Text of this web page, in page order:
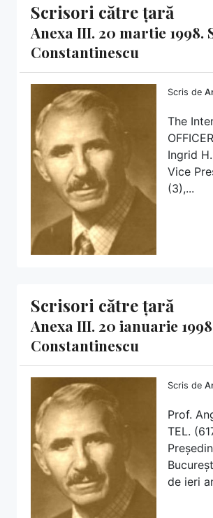
Scrisori către țară
Anexa III. 20 martie
Constantinescu
Scris de
The
Ingrid
Vice
(3),...
Scrisori către țară
Anexa III. 20 ianuarie
Constantinescu
Scris de
Prof.
TEL.
de ieri